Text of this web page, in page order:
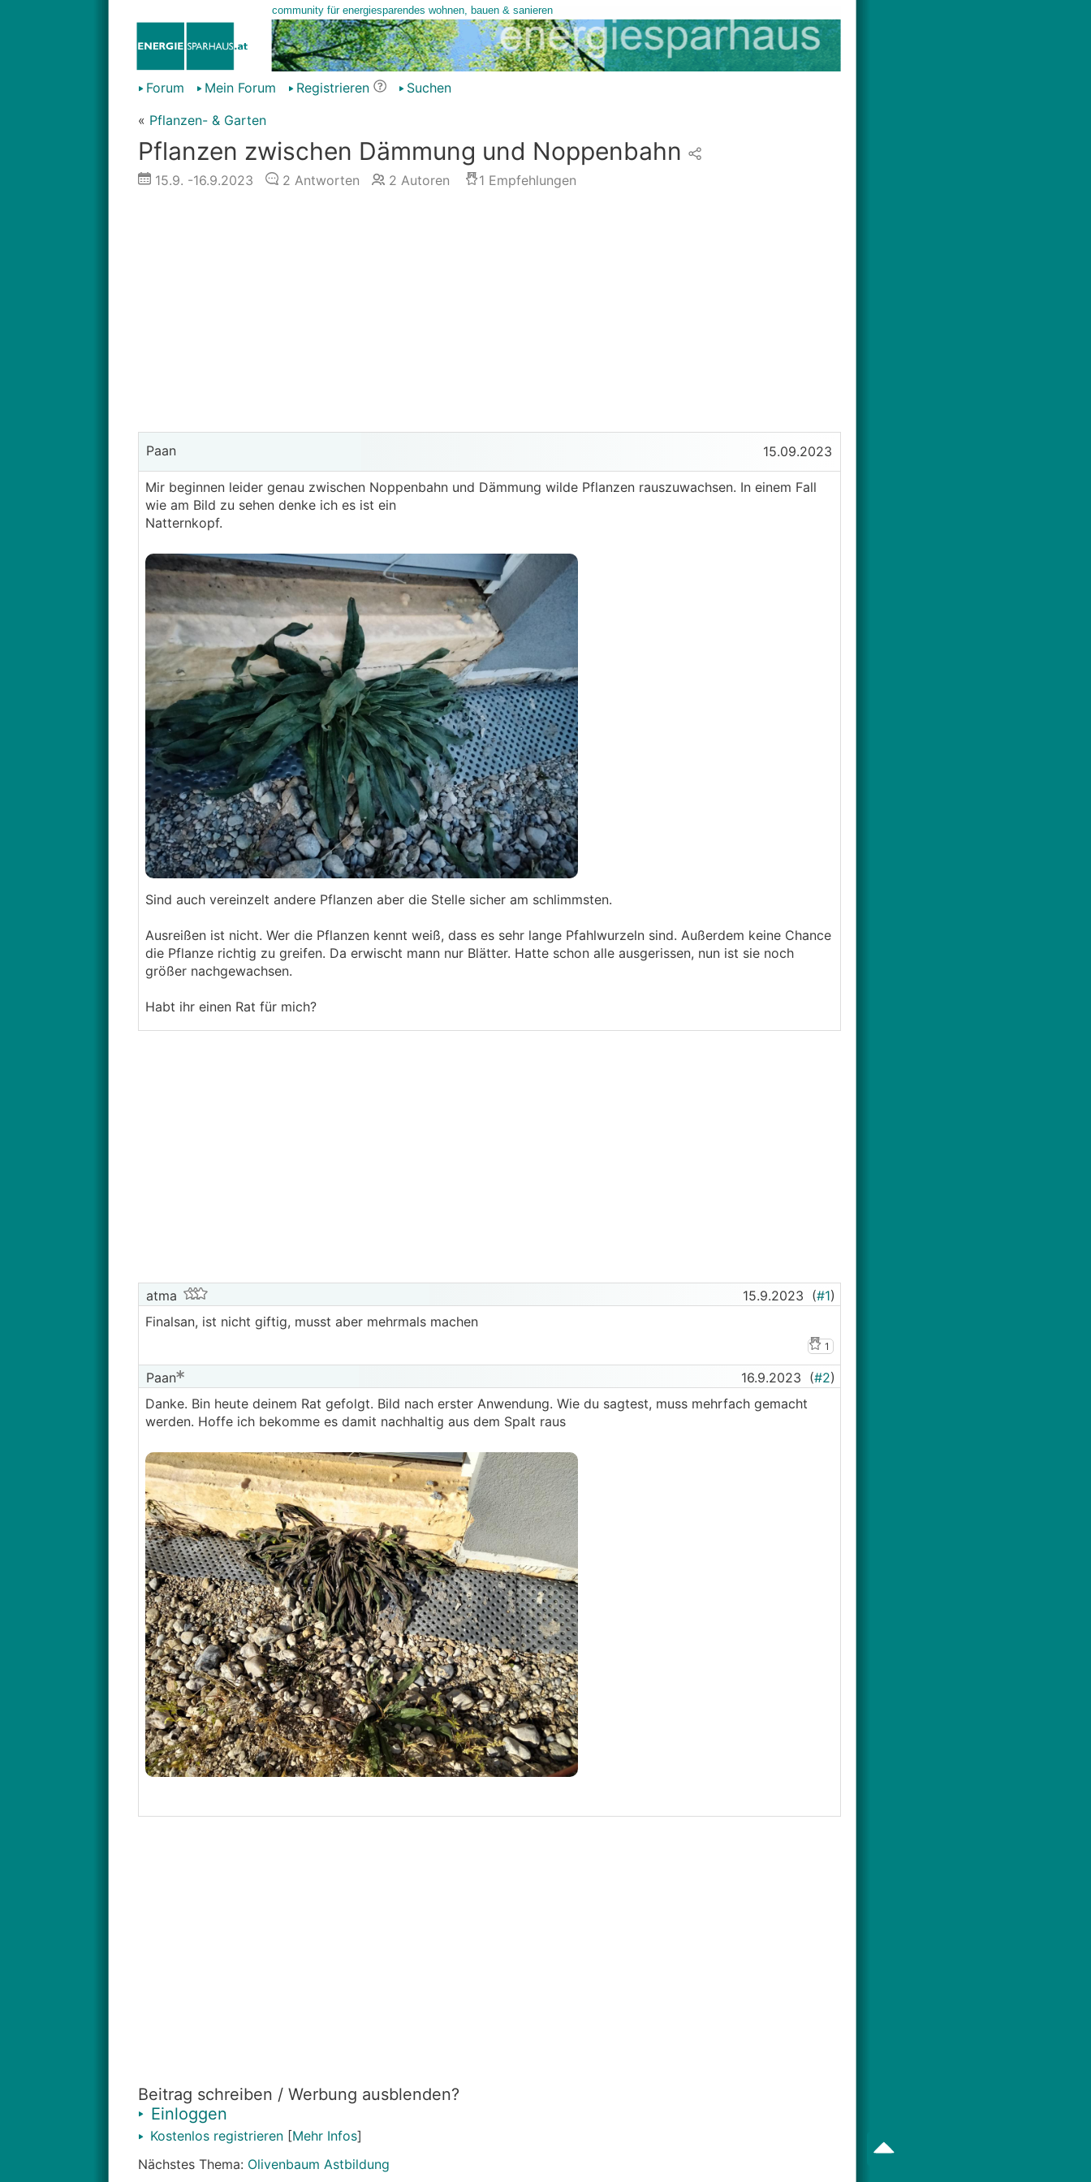
Forum Mein Forum Registrieren
Suchen
« Pflanzen- & Garten
Pflanzen zwischen Dämmung und Noppenbahn
15.9. -16.9.2023 2 Antworten 2 Autoren 1 Empfehlungen
Paan 15.09.2023
Mir beginnen leider genau zwischen Noppenbahn und Dämmung wilde Pflanzen rauszuwachsen. In einem Fall
wie am Bild zu sehen denke ich es ist ein
Natternkopf.
Sind auch vereinzelt andere Pflanzen aber die Stelle sicher am schlimmsten.
Ausreißen ist nicht. Wer die Pflanzen kennt weiß, dass es sehr lange Pfahlwurzeln sind. Außerdem keine Chance
die Pflanze richtig zu greifen. Da erwischt mann nur Blätter. Hatte schon alle ausgerissen, nun ist sie noch
größer nachgewachsen.
Habt ihr einen Rat für mich?
atma 15.9.2023 (#1)
Finalsan, ist nicht giftig, musst aber mehrmals machen
1
Paan 16.9.2023 (#2)
Danke. Bin heute deinem Rat gefolgt. Bild nach erster Anwendung. Wie du sagtest, muss mehrfach gemacht
werden. Hoffe ich bekomme es damit nachhaltig aus dem Spalt raus
Beitrag schreiben / Werbung ausblenden?
Einloggen
Kostenlos registrieren[Mehr Infos]
Nächstes Thema: Olivenbaum Astbildung